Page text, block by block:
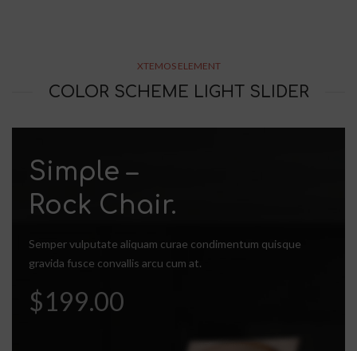
XTEMOS ELEMENT
COLOR SCHEME LIGHT SLIDER
Simple –
Rock Chair.
Semper vulputate aliquam curae condimentum quisque
gravida fusce convallis arcu cum at.
$199.00